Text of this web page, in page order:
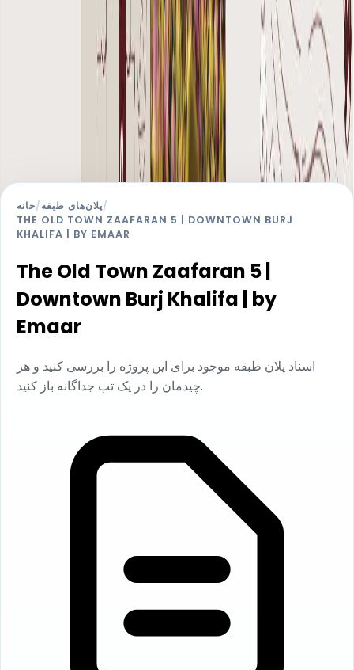
خانه/پلان‌های طبقه/
THE OLD TOWN ZAAFARAN 5 | DOWNTOWN BURJ
KHALIFA | BY EMAAR
The Old Town Zaafaran 5 |
Downtown Burj Khalifa | by
Emaar
اسناد پلان طبقه موجود برای این پروژه را بررسی کنید و هر
چیدمان را در یک تب جداگانه باز کنید.